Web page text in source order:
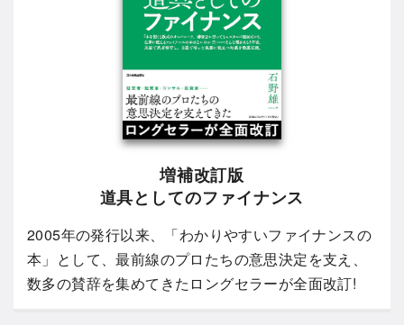
増補改訂版
道具としてのファイナンス
2005年の発行以来、「わかりやすいファイナンスの
本」として、最前線のプロたちの意思決定を支え、
数多の賛辞を集めてきたロングセラーが全面改訂!